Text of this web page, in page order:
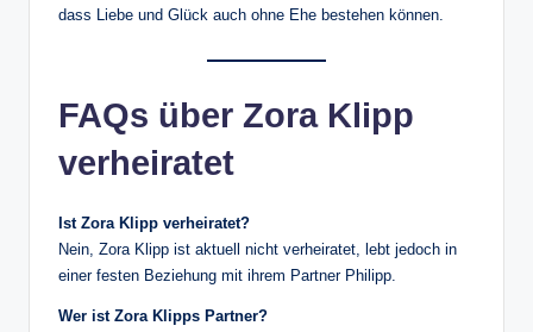
dass Liebe und Glück auch ohne Ehe bestehen können.
FAQs über Zora Klipp
verheiratet
Ist Zora Klipp verheiratet?
Nein, Zora Klipp ist aktuell nicht verheiratet, lebt jedoch in
einer festen Beziehung mit ihrem Partner Philipp.
Wer ist Zora Klipps Partner?